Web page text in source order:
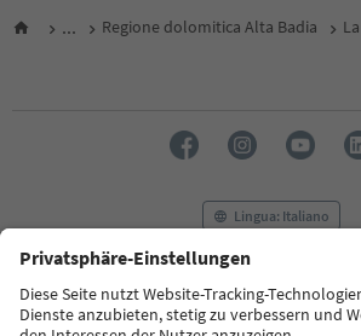
... Regione dolomitica Alta Badia
Lingua: Italiano
FAQ Contatti Press MICE
Termini e condizioni
Crediti